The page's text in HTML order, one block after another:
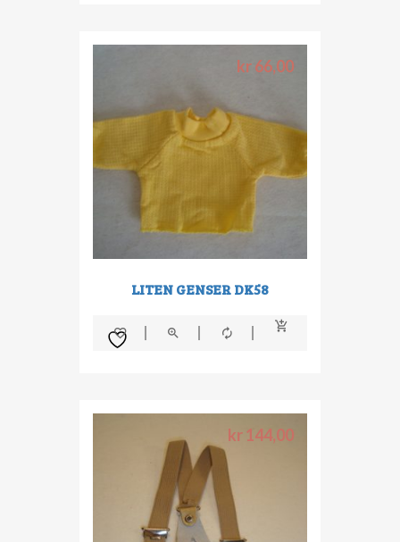
kr66,00
LITEN GENSER DK58
kr144,00